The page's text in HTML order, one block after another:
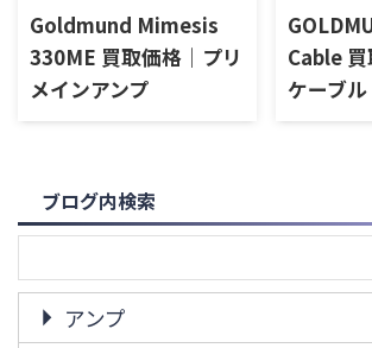
Goldmund Mimesis
330ME 買取価格｜プリ
メインアンプ
Cable
ケーブル
ブログ内検索
アンプ